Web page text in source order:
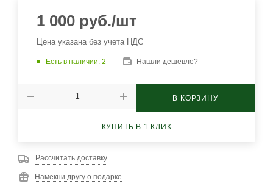
1 000 руб./шт
Цена указана без учета НДС
Есть в наличии: 2 Нашли дешевле?
В КОРЗИНУ
КУПИТЬ В 1 КЛИК
Рассчитать доставку
Намекни другу о подарке